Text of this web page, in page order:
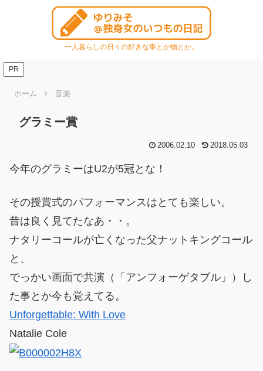
一人暮らしの日々の好きな事とか物とか。
PR
ホーム 音楽
グラミー賞
2006.02.10 2018.05.03
今年のグラミーはU2が5冠とな！
その授賞式のパフォーマンスはとても楽しい。
昔は良く見てたなあ・・。
ナタリーコールが亡くなった父ナットキングコール
と、
でっかい画面で共演（「アンフォーゲタブル」）し
た事とか今も覚えてる。
Unforgettable: With Love
Natalie Cole